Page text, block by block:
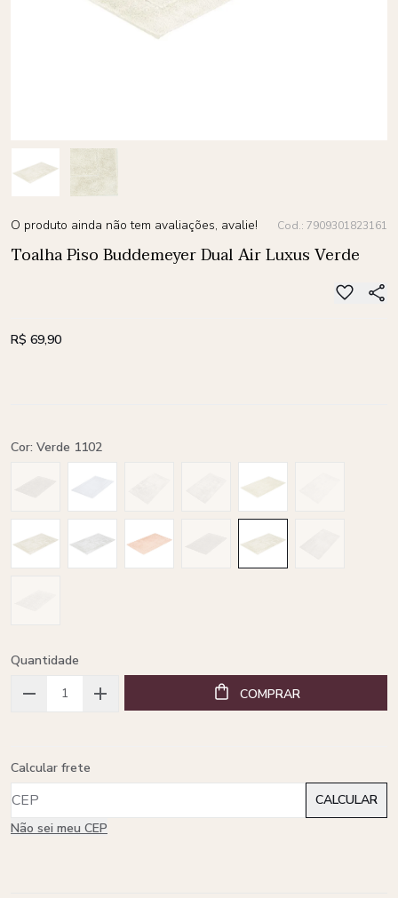
O produto ainda não tem avaliações, avalie! Cod.: 7909301823161
Toalha Piso Buddemeyer Dual Air Luxus Verde
R$ 69,90
Cor: Verde 1102
Quantidade
COMPRAR
Calcular frete
Não sei meu CEP